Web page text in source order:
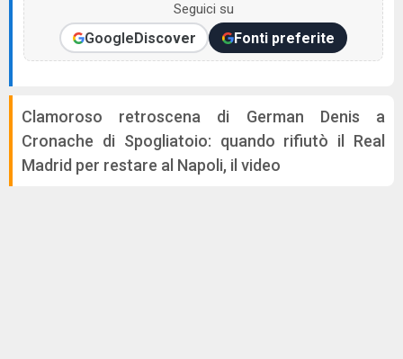
Seguici su
GoogleDiscover Fonti preferite
Clamoroso retroscena di German Denis a
Cronache di Spogliatoio: quando rifiutò il Real
Madrid per restare al Napoli, il video